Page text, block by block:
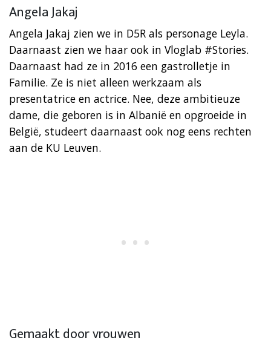
Angela Jakaj
Angela Jakaj zien we in D5R als personage Leyla.
Daarnaast zien we haar ook in Vloglab #Stories.
Daarnaast had ze in 2016 een gastrolletje in
Familie. Ze is niet alleen werkzaam als
presentatrice en actrice. Nee, deze ambitieuze
dame, die geboren is in Albanië en opgroeide in
België, studeert daarnaast ook nog eens rechten
aan de KU Leuven.
Gemaakt door vrouwen